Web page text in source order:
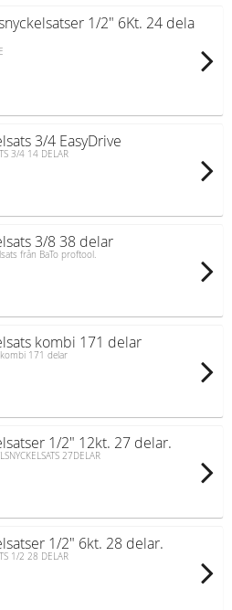
1/2" 6Kt. 24 dela
3/4 EasyDrive
3/4 14 DELAR
3/8 38 delar
från BaTo proftool.
kombi 171 delar
171 delar
1/2" 12kt. 27 delar.
27DELAR
1/2" 6kt. 28 delar.
1/2 28 DELAR